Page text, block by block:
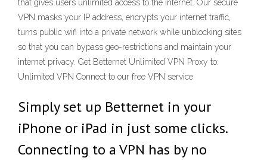
that gives users unlimited access to the internet. Our secure
VPN masks your IP address, encrypts your internet traffic,
turns public wifi into a private network while unblocking sites
so that you can bypass geo-restrictions and maintain your
internet privacy. Get Betternet Unlimited VPN Proxy to:
Unlimited VPN Connect to our free VPN service
Simply set up Betternet in your
iPhone or iPad in just some clicks.
Connecting to a VPN has by no